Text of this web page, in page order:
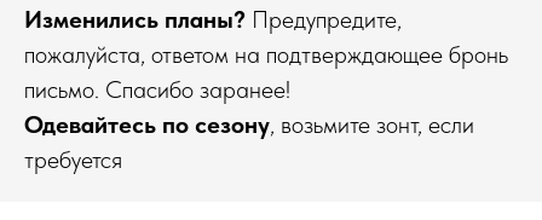
Изменились планы? Предупредите,
пожалуйста, ответом на подтверждающее бронь
письмо. Спасибо заранее!
Одевайтесь по сезону, возьмите зонт, если
требуется